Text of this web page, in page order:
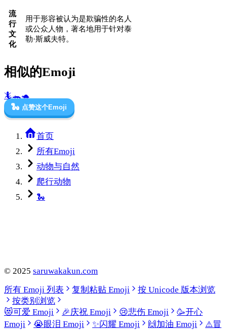
流
行
文
化
用于形容被认为是欺骗性的名人
或公众人物，著名地用于针对泰
勒·斯威夫特。
相似的Emoji
🦎🐊🐢
🐍 点赞这个Emoji
首页
所有Emoji
动物与自然
爬行动物
🐍
© 2025 saruwakakun.com
所有 Emoji 列表
复制粘贴 Emoji
按 Unicode 版本浏览
按类别浏览
😻可爱 Emoji 🎉庆祝 Emoji 😢悲伤 Emoji 🥳开心
Emoji
😭眼泪 Emoji ✨闪耀 Emoji 🙌 加油 Emoji ⚠️冒